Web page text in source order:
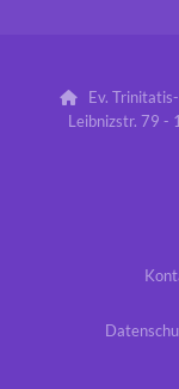

Ev.
Leibnizstr. 79